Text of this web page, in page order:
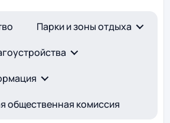
Парки и зоны отдыха
общественная комиссия